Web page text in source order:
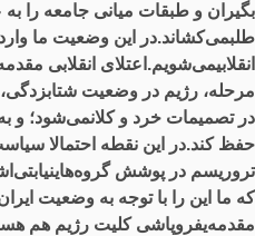
بگیران و طبقات میانی جامعه را
طلبمی‌کشاند.در این وضعیت ما وارد
انقلابیمی‌شویم.اعتلای انقلابی
مرحله، رژیم در وضعیت شتابزدگی،
در تصمیمات خرد و کلانمی‌شود؛ و
حفظ کند.در این نقطه احتمالا
تروریسم در پوشش
که ما این را با توجه به وضعیت
مقدمه‌یفروپاشی کلیت رژیم هم